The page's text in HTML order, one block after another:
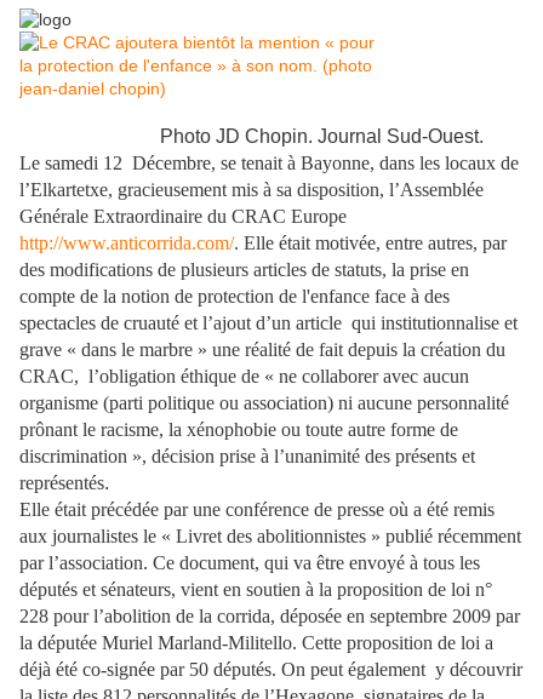
Photo JD Chopin. Journal Sud-Ouest.
Le samedi 12 Décembre, se tenait à Bayonne, dans les locaux de
l’Elkartetxe, gracieusement mis à sa disposition, l’Assemblée
Générale Extraordinaire du CRAC Europe
http://www.anticorrida.com/. Elle était motivée, entre autres, par
des modifications de plusieurs articles de statuts, la prise en
compte de la notion de protection de l'enfance face à des
spectacles de cruauté et l’ajout d’un article qui institutionnalise et
grave « dans le marbre » une réalité de fait depuis la création du
CRAC, l’obligation éthique de « ne collaborer avec aucun
organisme (parti politique ou association) ni aucune personnalité
prônant le racisme, la xénophobie ou toute autre forme de
discrimination », décision prise à l’unanimité des présents et
représentés.
Elle était précédée par une conférence de presse où a été remis
aux journalistes le « Livret des abolitionnistes » publié récemment
par l’association. Ce document, qui va être envoyé à tous les
députés et sénateurs, vient en soutien à la proposition de loi n°
228 pour l’abolition de la corrida, déposée en septembre 2009 par
la députée Muriel Marland-Militello. Cette proposition de loi a
déjà été co-signée par 50 députés. On peut également y découvrir